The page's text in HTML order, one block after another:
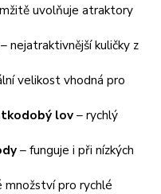
uvolňuje atraktory
– nejatraktivnější kuličky z
velikost vhodná pro
lov– rychlý
– funguje i při nízkých
množství pro rychlé